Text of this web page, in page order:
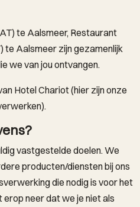
te Aalsmeer, Restaurant
te Aalsmeer zijn gezamenlijk
we van jou ontvangen.
Hotel Chariot (hier zijn onze
vastgestelde doelen. We
producten/diensten bij ons
die nodig is voor het
neer dat we je niet als